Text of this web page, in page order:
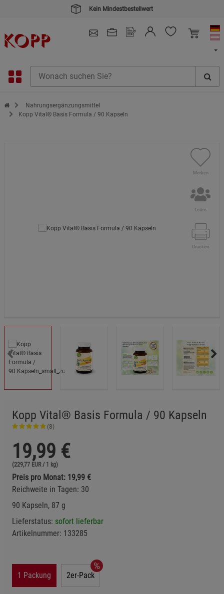
Kein Mindestbestellwert
Zur Startseite des Kopp Verlag Online-Shop
Nahrungsergänzungsmittel
Kopp Vital® Basis Formula / 90 Kapseln
Merken
Teilen
Drucken
Kopp Vital® Basis Formula / 90 Kapseln
(8)
19,99 €
(229,77 EUR / 1 kg)
Preis pro Monat: 19,99 €
Reichweite in Tagen: 30
90 Kapseln, 87 g
Lieferstatus: sofort lieferbar
Artikelnummer: 133285
1 Packung 2er-Pack